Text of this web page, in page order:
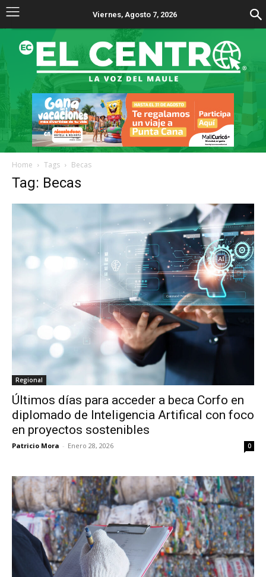
Viernes, Agosto 7, 2026
Home Tags Becas
Tag: Becas
Regional
Últimos días para acceder a beca Corfo en
diplomado de Inteligencia Artifical con foco
en proyectos sostenibles
Patricio Mora - Enero 28, 2026 0